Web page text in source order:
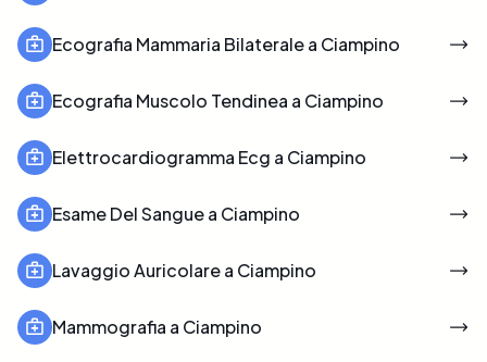
Ecografia Mammaria Bilaterale a Ciampino
Ecografia Muscolo Tendinea a Ciampino
Elettrocardiogramma Ecg a Ciampino
Esame Del Sangue a Ciampino
Lavaggio Auricolare a Ciampino
Mammografia a Ciampino